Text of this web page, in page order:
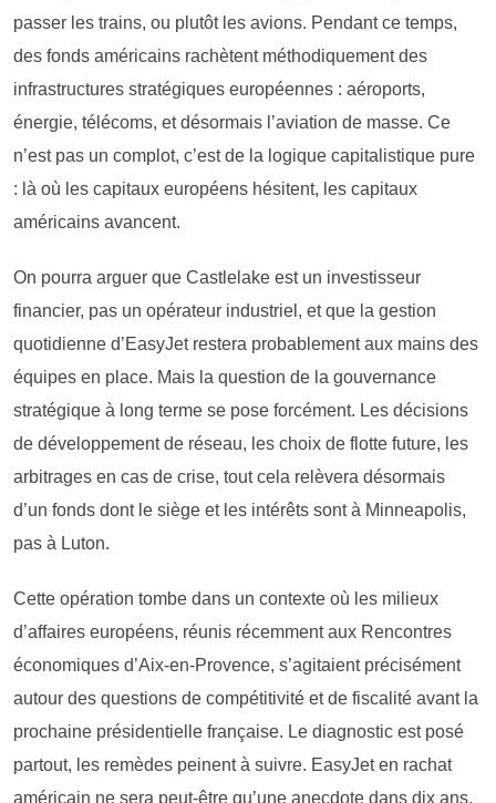
passer les trains, ou plutôt les avions. Pendant ce temps,
des fonds américains rachètent méthodiquement des
infrastructures stratégiques européennes : aéroports,
énergie, télécoms, et désormais l’aviation de masse. Ce
n’est pas un complot, c’est de la logique capitalistique pure
: là où les capitaux européens hésitent, les capitaux
américains avancent.
On pourra arguer que Castlelake est un investisseur
financier, pas un opérateur industriel, et que la gestion
quotidienne d’EasyJet restera probablement aux mains des
équipes en place. Mais la question de la gouvernance
stratégique à long terme se pose forcément. Les décisions
de développement de réseau, les choix de flotte future, les
arbitrages en cas de crise, tout cela relèvera désormais
d’un fonds dont le siège et les intérêts sont à Minneapolis,
pas à Luton.
Cette opération tombe dans un contexte où les milieux
d’affaires européens, réunis récemment aux Rencontres
économiques d’Aix-en-Provence, s’agitaient précisément
autour des questions de compétitivité et de fiscalité avant la
prochaine présidentielle française. Le diagnostic est posé
partout, les remèdes peinent à suivre. EasyJet en rachat
américain ne sera peut-être qu’une anecdote dans dix ans.